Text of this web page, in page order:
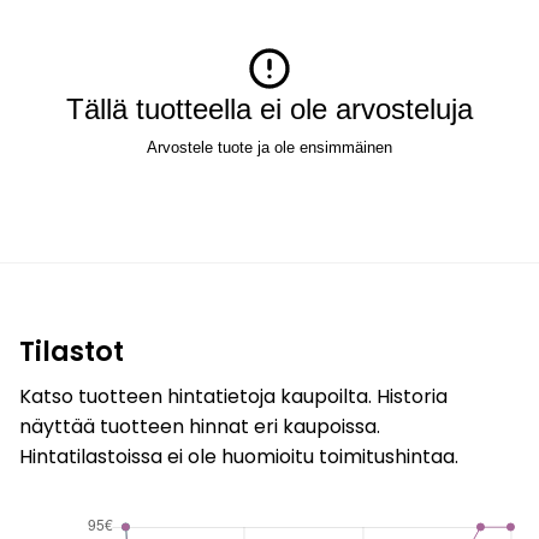
Tällä tuotteella ei ole arvosteluja
Arvostele tuote ja ole ensimmäinen
Tilastot
Katso tuotteen hintatietoja kaupoilta. Historia
näyttää tuotteen hinnat eri kaupoissa.
Hintatilastoissa ei ole huomioitu toimitushintaa.